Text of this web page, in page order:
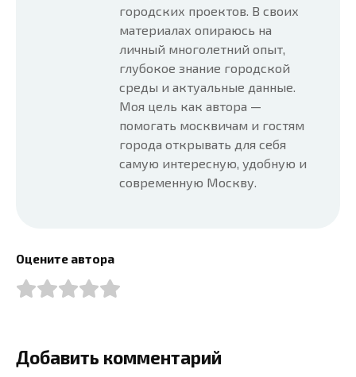
городских проектов. В своих
материалах опираюсь на
личный многолетний опыт,
глубокое знание городской
среды и актуальные данные.
Моя цель как автора —
помогать москвичам и гостям
города открывать для себя
самую интересную, удобную и
современную Москву.
Оцените автора
Добавить комментарий